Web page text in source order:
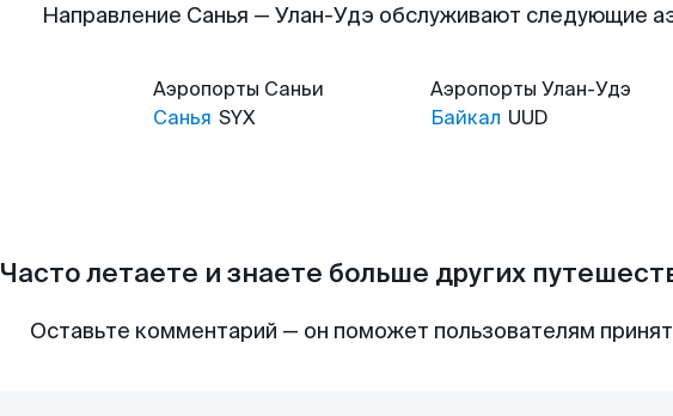
Направление Санья — Улан-Удэ обслуживают следующие
Аэропорты Саньи
Санья SYX
Аэропорты Улан-Удэ
Байкал UUD
Часто летаете и знаете больше других
Оставьте комментарий — он поможет пользователям